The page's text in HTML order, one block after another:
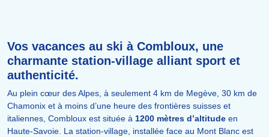
Vos vacances au ski à Combloux, une
charmante station-village alliant sport et
authenticité.
Au plein cœur des Alpes, à seulement 4 km de Megève, 30 km de
Chamonix et à moins d’une heure des frontières suisses et
italiennes, Combloux est située à 1200 mètres d’altitude en
Haute-Savoie. La station-village, installée face au Mont Blanc est